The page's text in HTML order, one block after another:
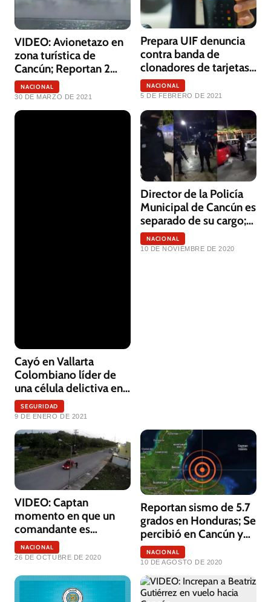
VIDEO: Avionetazo en
zona turística de
Cancún; Reportan 2
muertos
NACIONAL
30 DE MARZO DE 2021
Prepara UIF denuncia
contra banda de
clonadores de tarjetas
bancarias
NACIONAL
5 DE FEBRERO DE 2021
Cayó en Vallarta
Colombiano líder de
una célula delictiva en
Cancún
SEGURIDAD
9 DE ENERO DE 2021
Director de la Policía
Municipal de Cancún es
separado de su cargo;
Investigan a 6 policías
NACIONAL
10 DE NOVIEMBRE DE 2020
VIDEO: Captan
momento en que un
comandante es
ejecutado en Cancún
NACIONAL
26 DE OCTUBRE DE 2020
Reportan sismo de 5.7
grados en Honduras; Se
percibió en Cancún y
Chetumal
NACIONAL
10 DE AGOSTO DE 2020